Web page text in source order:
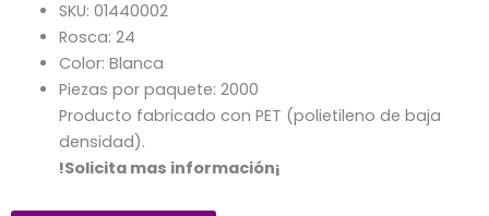
SKU: 01440002
Rosca: 24
Color: Blanca
Piezas por paquete: 2000
Producto fabricado con PET (polietileno de baja
densidad).
!Solicita mas información¡